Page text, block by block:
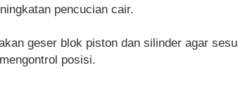
pencucian cair.
geser blok piston dan silinder agar
posisi.